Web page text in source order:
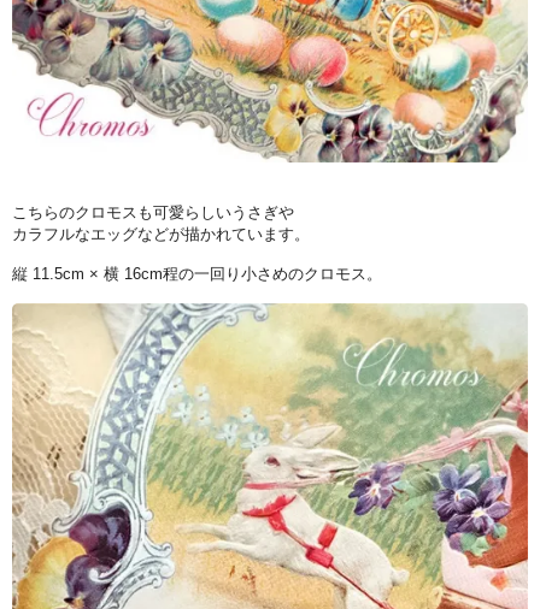
こちらのクロモスも可愛らしいうさぎや
カラフルなエッグなどが描かれています。
縦 11.5cm × 横 16cm程の一回り小さめのクロモス。